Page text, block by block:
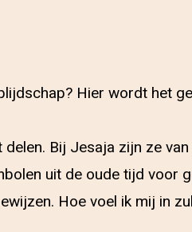
Hier wordt het
Bij Jesaja zijn ze
uit de oude tijd voor
Hoe voel ik mij in